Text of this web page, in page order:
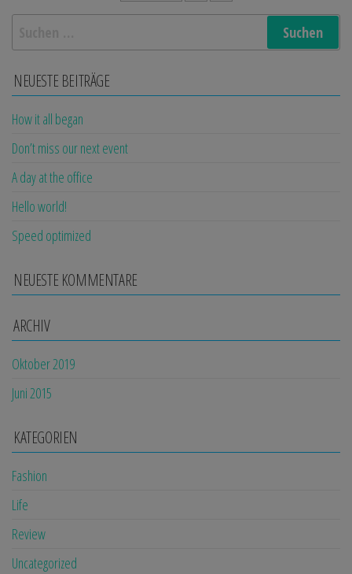
der
nach:
NEUESTE BEITRÄGE
How it all began
Don’t miss our next event
A day at the office
Hello world!
Speed optimized
NEUESTE KOMMENTARE
ARCHIV
Oktober 2019
Juni 2015
KATEGORIEN
Fashion
Life
Review
Uncategorized